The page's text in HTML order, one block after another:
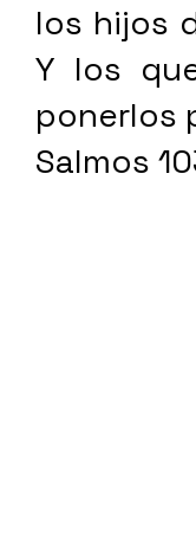
los hijos
Y los
ponerlos
Salmos